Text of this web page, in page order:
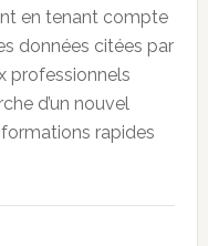
en tenant compte
données citées par
professionnels
d’un nouvel
rapides